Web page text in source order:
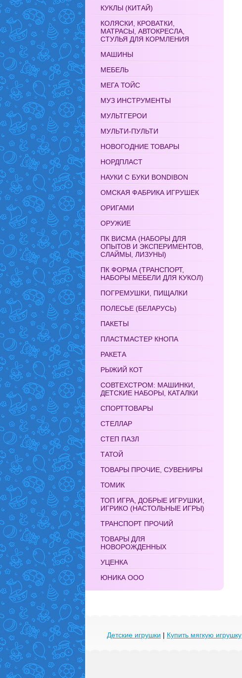
КУКЛЫ (КИТАЙ)
КОЛЯСКИ, КРОВАТКИ,
МАТРАСЫ, АВТОКРЕСЛА,
СТУЛЬЯ ДЛЯ КОРМЛЕНИЯ
МАШИНЫ
МЕБЕЛЬ
МЕГА ТОЙС
МУЗ ИНСТРУМЕНТЫ
МУЛЬТГЕРОИ
МУЛЬТИ-ПУЛЬТИ
НОВОГОДНИЕ ТОВАРЫ
НОРДПЛАСТ
НАУКИ С БУКИ BONDIBON
ОМСКАЯ ФАБРИКА ИГРУШЕК
ОРИГАМИ
ОРУЖИЕ
ПК ВИСМА (НАБОРЫ ДЛЯ
ОПЫТОВ И ЭКСПЕРИМЕНТОВ,
СЛАЙМЫ, ЛИЗУНЫ)
ПК ФОРМА (ТРАНСПОРТ,
НАБОРЫ МЕБЕЛИ ДЛЯ КУКОЛ)
ПОГРЕМУШКИ, ПИЩАЛКИ
ПОЛЕСЬЕ (БЕЛАРУСЬ)
ПАКЕТЫ
ПЛАСТМАСТЕР КНОПА
РАКЕТА
РЫЖИЙ КОТ
СОВТЕХСТРОМ: МАШИНКИ,
ДЕТСКИЕ НАБОРЫ, КАТАЛКИ
СПОРТТОВАРЫ
СТЕЛЛАР
СТЕП ПАЗЛ
ТАТОЙ
ТОВАРЫ ПРОЧИЕ, СУВЕНИРЫ
ТОМИК
ТОП ИГРА, ДОБРЫЕ ИГРУШКИ,
ИГРИКО (НАСТОЛЬНЫЕ ИГРЫ)
ТРАНСПОРТ ПРОЧИЙ
ТОВАРЫ ДЛЯ
НОВОРОЖДЕННЫХ
УЦЕНКА
ЮНИКА ООО
Детские игрушки | Купить мягкую игрушку